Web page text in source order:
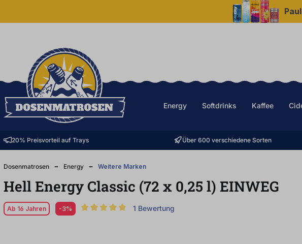
Energy Softdrinks Kaffee
20% Preisvorteil auf Trays Über 600 verschiedene Sorten
Dosenmatrosen Energy Weitere Marken
Hell Energy Classic (72 x 0,25 l) EINWEG
Ab 16 Jahren -3% 1 Bewertung